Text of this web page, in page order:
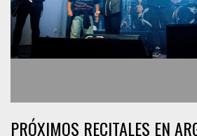
PRÓXIMOS RECITALES EN